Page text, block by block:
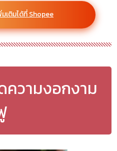
เติมได้ที่ Shopee
ความงอกงาม